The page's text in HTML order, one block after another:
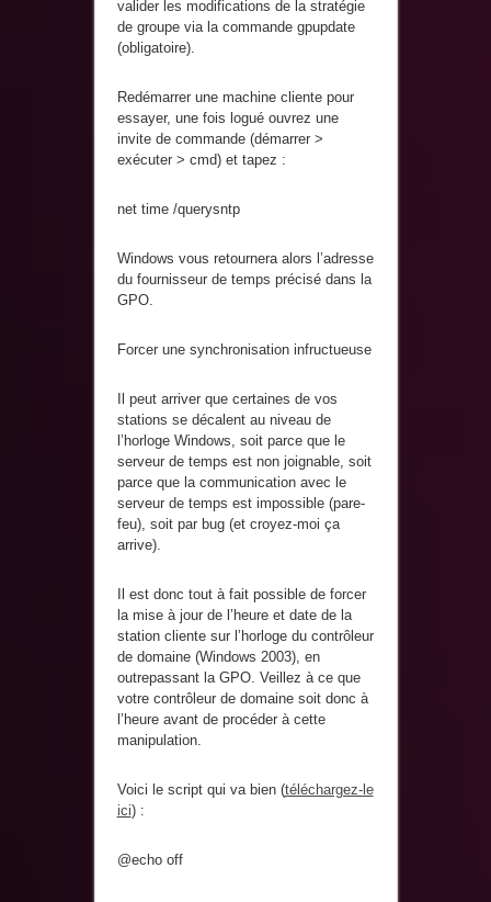
valider les modifications de la stratégie
de groupe via la commande gpupdate
(obligatoire).
Redémarrer une machine cliente pour
essayer, une fois logué ouvrez une
invite de commande (démarrer >
exécuter > cmd) et tapez :
net time /querysntp
Windows vous retournera alors l’adresse
du fournisseur de temps précisé dans la
GPO.
Forcer une synchronisation infructueuse
Il peut arriver que certaines de vos
stations se décalent au niveau de
l’horloge Windows, soit parce que le
serveur de temps est non joignable, soit
parce que la communication avec le
serveur de temps est impossible (pare-
feu), soit par bug (et croyez-moi ça
arrive).
Il est donc tout à fait possible de forcer
la mise à jour de l’heure et date de la
station cliente sur l’horloge du contrôleur
de domaine (Windows 2003), en
outrepassant la GPO. Veillez à ce que
votre contrôleur de domaine soit donc à
l’heure avant de procéder à cette
manipulation.
Voici le script qui va bien (téléchargez-le
ici) :
@echo off